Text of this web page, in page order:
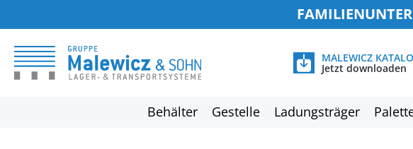
MALEWICZ
Jetzt downloaden
Behälter Gestelle Ladungsträger